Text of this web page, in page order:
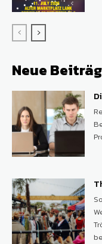
Neue